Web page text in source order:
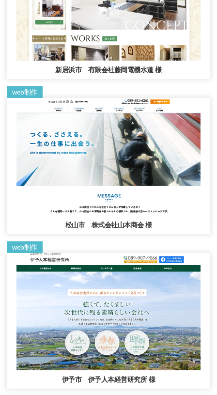
新居浜市 有限会社藤岡電機水道 様
web制作
松山市 株式会社山本商会 様
web制作
伊予市 伊予人本経営研究所 様